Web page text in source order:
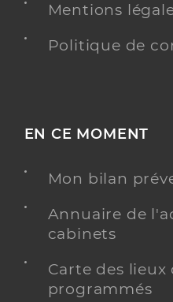
Mentions
Politique de
EN CE MOMENT
Mon bilan
Annuaire de
cabinets
Carte des lieux
programmés